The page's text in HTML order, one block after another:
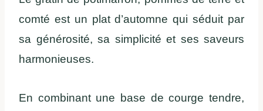
comté est un plat d’automne qui séduit par
sa générosité, sa simplicité et ses saveurs
harmonieuses.
En combinant une base de courge tendre,